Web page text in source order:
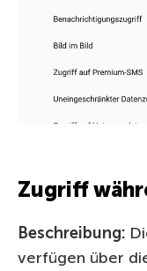
Zugriff
Beschreibung:
verfügen über